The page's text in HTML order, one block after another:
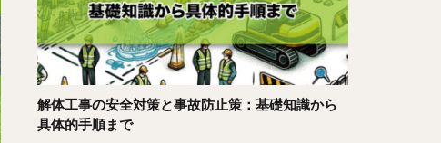
解体工事の安全対策と事故防止策：基礎知識から
具体的手順まで